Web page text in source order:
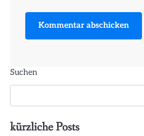
Suchen
kürzliche Posts